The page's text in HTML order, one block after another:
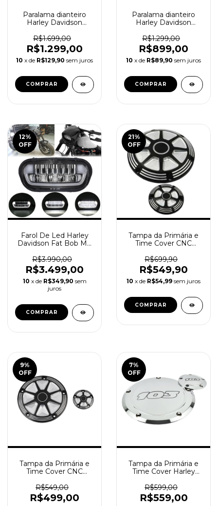
Paralama dianteiro
Harley Davidson
R$1.699,00
R$1.299,00
10 x de R$129,90 sem juros
Paralama dianteiro
Harley Davidson
R$1.299,00
R$899,00
10 x de R$89,90 sem juros
12%
OFF
Farol De Led Harley
Davidson Fat Bob M8
R$3.990,00
R$3.499,00
10 x de R$349,90 sem
juros
21%
OFF
Tampa da Primária e
Time Cover CNC
Sportster
R$699,90
R$549,90
10 x de R$54,99 sem juros
9%
OFF
Tampa da Primária e
Time Cover CNC
Cam
R$549,00
R$499,00
7%
OFF
Tampa da Primária e
Time Cover Harley
103
R$599,00
R$559,00